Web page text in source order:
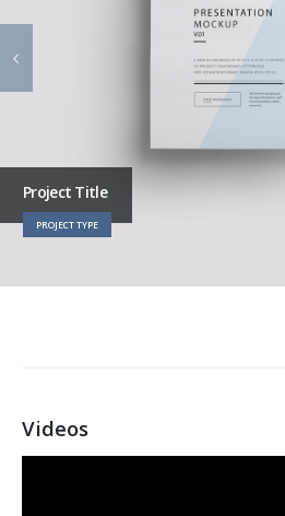
Project Title
PROJECT TYPE
Videos